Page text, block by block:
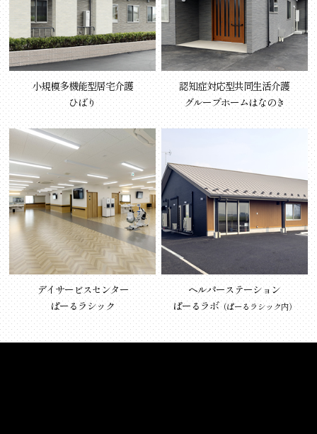
小規模多機能型居宅介護
ひばり
認知症対応型共同生活介護
グループホームはなのき
デイサービスセンター
ぱーるラシック
ヘルパーステーション
ぱーるラボ（ぱーるラシック内）